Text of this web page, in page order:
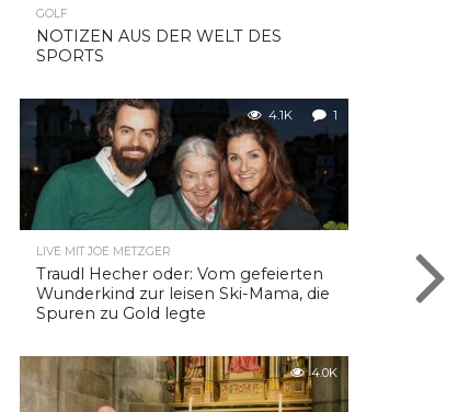
GOLF
NOTIZEN AUS DER WELT DES
SPORTS
4.1K 1
LIVE MIT JOE METZGER
Traudl Hecher oder: Vom gefeierten
Wunderkind zur leisen Ski-Mama, die
Spuren zu Gold legte
4.0K